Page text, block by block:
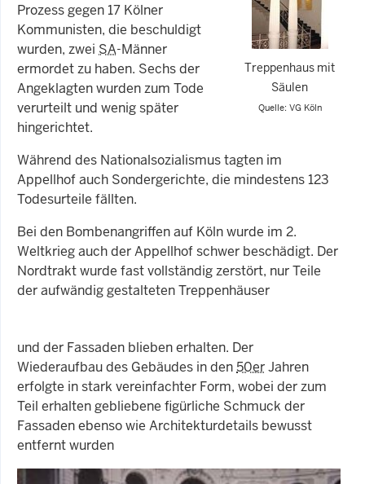
Treppenhaus mit
Säulen
Quelle: VG Köln
Prozess gegen 17 Kölner
Kommunisten, die beschuldigt
wurden, zwei SA-Männer
ermordet zu haben. Sechs der
Angeklagten wurden zum Tode
verurteilt und wenig später
hingerichtet.
Während des Nationalsozialismus tagten im
Appellhof auch Sondergerichte, die mindestens 123
Todesurteile fällten.
Bei den Bombenangriffen auf Köln wurde im 2.
Weltkrieg auch der Appellhof schwer beschädigt. Der
Nordtrakt wurde fast vollständig zerstört, nur Teile
der aufwändig gestalteten Treppenhäuser
und der Fassaden blieben erhalten. Der
Wiederaufbau des Gebäudes in den50erJahren
erfolgte in stark vereinfachter Form, wobei der zum
Teil erhalten gebliebene figürliche Schmuck der
Fassaden ebenso wie Architekturdetails bewusst
entfernt wurden